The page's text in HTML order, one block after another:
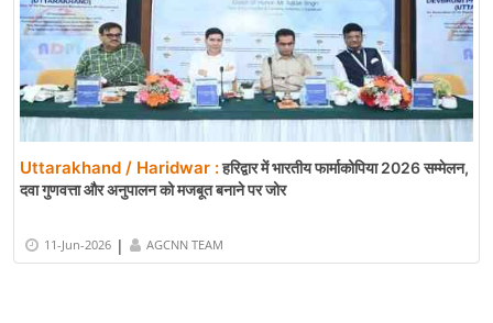
Uttarakhand / Haridwar :हरिद्वार में भारतीय फार्माकोपिया 2026 सम्मेलन,
दवा गुणवत्ता और अनुपालन को मजबूत बनाने पर जोर
11-Jun-2026 | AGCNN TEAM